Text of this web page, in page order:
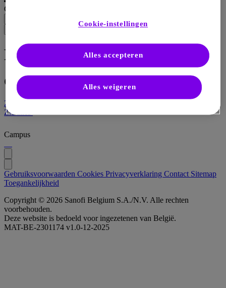
Campus
Fabry
Opleiding
Zie alles
Zie alles
Campus
Gebruiksvoorwaarden Cookies Privacyverklaring Contact Sitemap
Toegankelijkheid
Copyright © 2026 Sanofi Belgium S.A./N.V. Alle rechten
voorbehouden.
Deze website is bedoeld voor ingezetenen van België.
MAT-BE-2301174 v1.0-12-2025
Cookie-instellingen
Alles weigeren
Alles accepteren